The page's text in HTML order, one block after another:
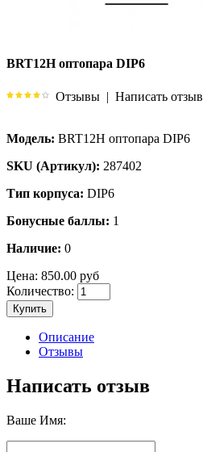
BRT12H оптопара DIP6
Отзывы | Написать отзыв
Модель: BRT12H оптопара DIP6
SKU (Артикул): 287402
Тип корпуса: DIP6
Бонусные баллы: 1
Наличие: 0
Цена: 850.00 руб
Количество:
Купить
Описание
Отзывы
Написать отзыв
Ваше Имя: